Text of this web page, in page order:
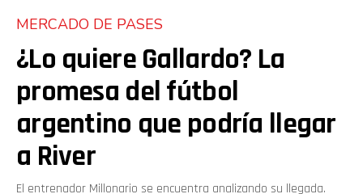
MERCADO DE PASES
¿Lo quiere Gallardo? La
promesa del fútbol
argentino que podría llegar
a River
El entrenador Millonario se encuentra analizando su llegada.